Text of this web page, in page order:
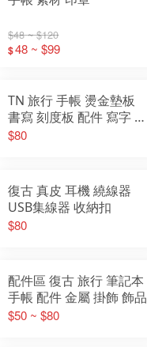
$48 ~ $120
$48 ~ $99
TN 旅行 手帳 燙金墊板
書寫 刻度板 配件 寫字 繪
圖 塑料墊板
$80
復古 真皮 耳機 繞線器
USB集線器 收納扣
$80
配件區 復古 旅行 筆記本
手帳 配件 金屬 掛飾 飾品
$50 ~ $80